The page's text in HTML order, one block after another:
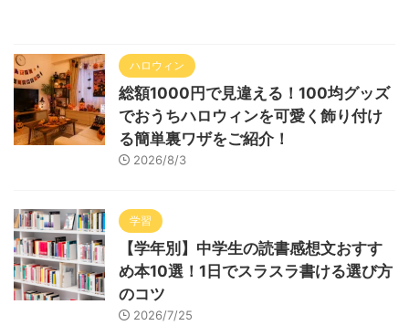
ハロウィン
総額1000円で見違える！100均グッズ
でおうちハロウィンを可愛く飾り付け
る簡単裏ワザをご紹介！
2026/8/3
学習
【学年別】中学生の読書感想文おすす
め本10選！1日でスラスラ書ける選び方
のコツ
2026/7/25